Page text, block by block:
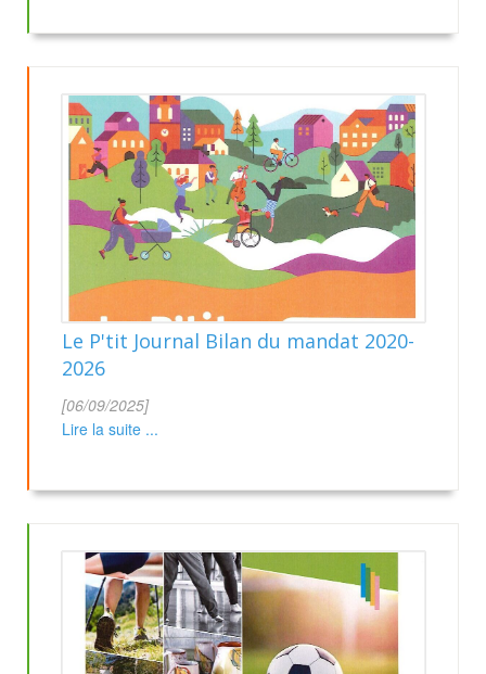
Le P'tit Journal Bilan du mandat 2020-
2026
[06/09/2025]
Lire la suite ...